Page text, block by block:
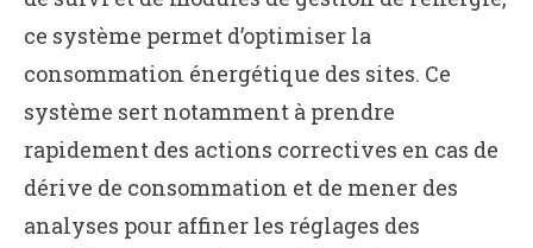
ce système permet d’optimiser la
consommation énergétique des sites. Ce
système sert notamment à prendre
rapidement des actions correctives en cas de
dérive de consommation et de mener des
analyses pour affiner les réglages des